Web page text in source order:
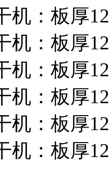
机：板厚
机：板厚
机：板厚
机：板厚
机：板厚
机：板厚